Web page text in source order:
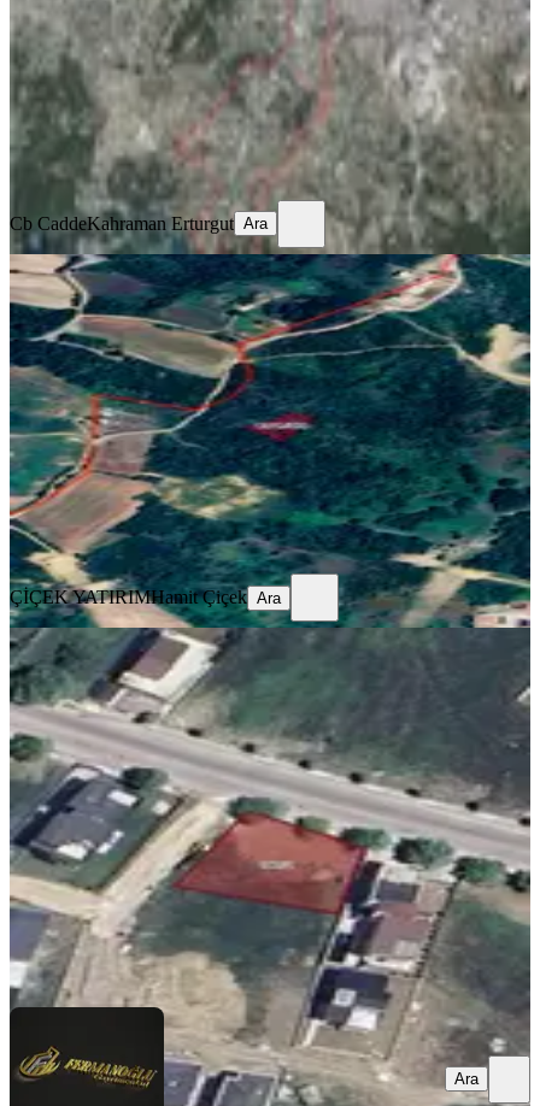
2030 m²· 1.256/m²·02.04.2026
2.550.000 ₺
Cb CaddeKahraman Erturgut
Cb CaddeKahraman Erturgut Ara
%
Yalova Kadıköy De Doğanın İçinde
Değerli Bir Yatırım Fırsatı
Merkez, Merkez Mahallesi
918 m²·5.556/m² ·20.07.2026
5.100.000 ₺ 5.200.000 ₺
ÇİÇEK YATIRIM Hamit Çiçek
Ara
ÇİÇEK YATIRIMHamit Çiçek Ara
Beyazıt Caddesi'ne Cephe Kapanmaz
Manzaralı Lüx Yatırım Fırsatı
Merkez, Kazım Karabekir Mahallesi
619 m²
18.982/m²·22.07.2026
11.750.000 ₺
Fermanoğlu GayrimenkulOsman Fermanoğlu
Ara
Ara